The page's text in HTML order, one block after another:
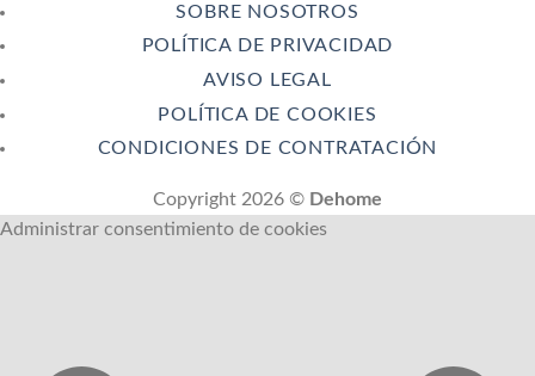
SOBRE NOSOTROS
POLÍTICA DE PRIVACIDAD
AVISO LEGAL
POLÍTICA DE COOKIES
CONDICIONES DE CONTRATACIÓN
Copyright 2026 © Dehome
Administrar consentimiento de cookies